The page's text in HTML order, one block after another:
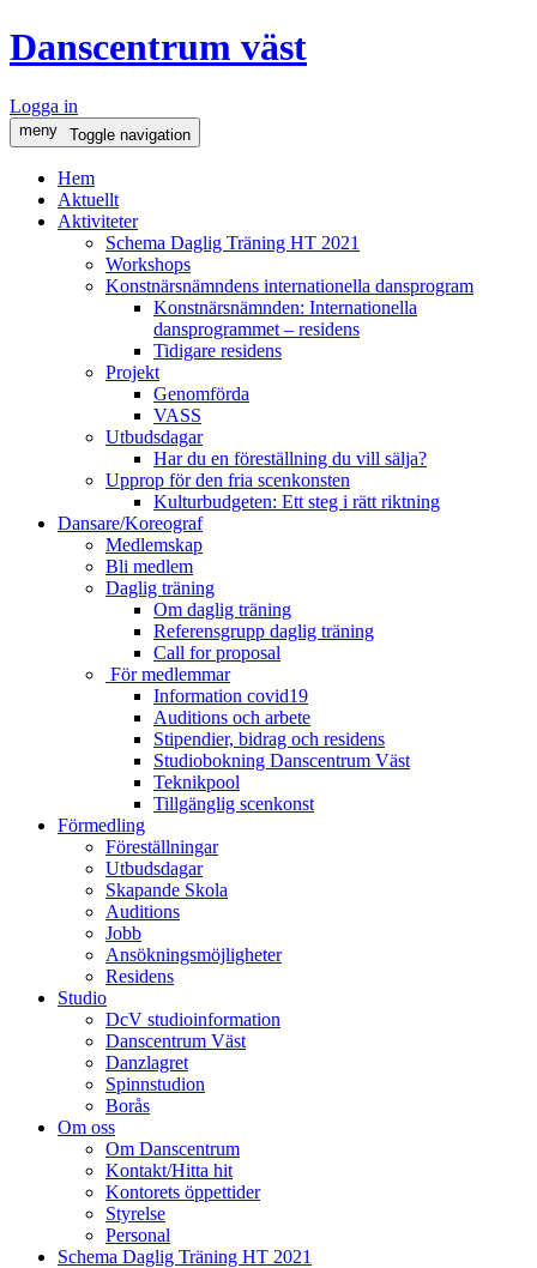
Danscentrum väst
Logga in
meny Toggle navigation
Hem
Aktuellt
Aktiviteter
Schema Daglig Träning HT 2021
Workshops
Konstnärsnämndens internationella dansprogram
Konstnärsnämnden: Internationella
dansprogrammet – residens
Tidigare residens
Projekt
Genomförda
VASS
Utbudsdagar
Har du en föreställning du vill sälja?
Upprop för den fria scenkonsten
Kulturbudgeten: Ett steg i rätt riktning
Dansare/Koreograf
Medlemskap
Bli medlem
Daglig träning
Om daglig träning
Referensgrupp daglig träning
Call for proposal
För medlemmar
Information covid19
Auditions och arbete
Stipendier, bidrag och residens
Studiobokning Danscentrum Väst
Teknikpool
Tillgänglig scenkonst
Förmedling
Föreställningar
Utbudsdagar
Skapande Skola
Auditions
Jobb
Ansökningsmöjligheter
Residens
Studio
DcV studioinformation
Danscentrum Väst
Danzlagret
Spinnstudion
Borås
Om oss
Om Danscentrum
Kontakt/Hitta hit
Kontorets öppettider
Styrelse
Personal
Schema Daglig Träning HT 2021